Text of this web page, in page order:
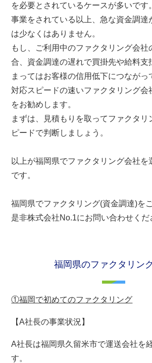
を必要とされているケースが多いです。
事業をされている以上、急な資金調達
は少なくはありません。
もし、ご利用中のファクタリング会社
合、資金調達の遅れで買掛先や給料支
まってはお客様の信用低下につながっ
対応スピードの速いファクタリング会
をお勧めします。
まずは、見積もりを取ってファクタリ
ピードで判断しましょう。
以上が福岡県でファクタリング会社を
です。
福岡県でファクタリング(資金調達)を
是非株式会社No.1にお問い合わせくだ
福岡県のファクタリン
①福岡で初めてのファクタリング
【A社長の事業状況】
A社長は福岡県久留米市で運送会社を
す。